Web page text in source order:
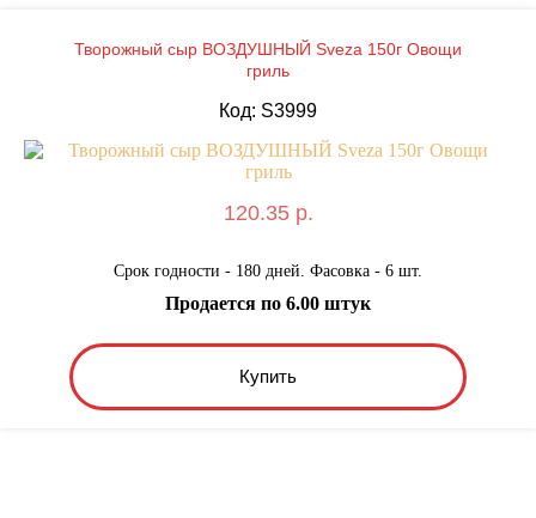
Творожный сыр ВОЗДУШНЫЙ Sveza 150г Овощи
гриль
Код: S3999
120.35 р.
Срок годности - 180 дней. Фасовка - 6 шт.
Купить
Продается по 6.00 штук